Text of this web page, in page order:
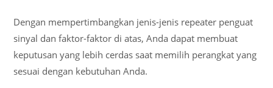
Dengan mempertimbangkan jenis-jenis repeater penguat
sinyal dan faktor-faktor di atas, Anda dapat membuat
keputusan yang lebih cerdas saat memilih perangkat yang
sesuai dengan kebutuhan Anda.